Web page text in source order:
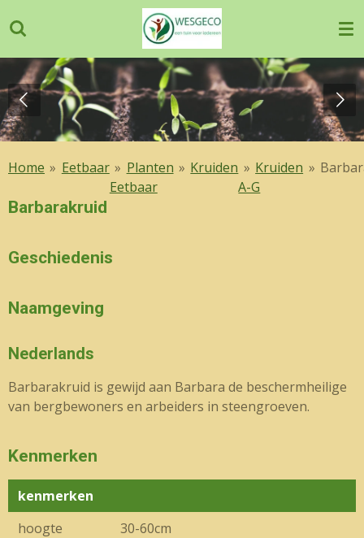
direct
naar
de
hoofdinhoud
Home » Eetbaar » Planten
Eetbaar
» Kruiden » Kruiden
A-G
»
Barbarakruid
Geschiedenis
Naamgeving
Nederlands
Barbarakruid is gewijd aan Barbara de beschermheilige
van bergbewoners en arbeiders in steengroeven.
Kenmerken
kenmerken
hoogte
30-60cm